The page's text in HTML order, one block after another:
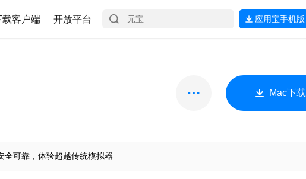
载客户端 开放平台 应用宝手机版
Mac下载
全可靠，体验超越传统模拟器